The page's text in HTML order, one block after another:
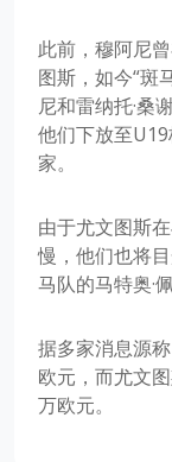
此前，穆阿尼
图斯，如今“斑
尼和雷纳托·桑
他们下放至
家。
由于尤文图斯
慢，他们也将
马队的马特奥·
据多家消息源
欧元，而尤文
万欧元。